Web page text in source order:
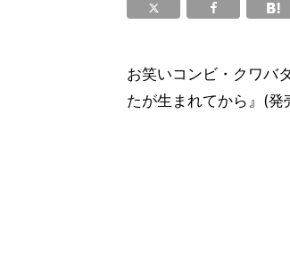
お笑いコンビ・クワバ
たが生まれてから』(発